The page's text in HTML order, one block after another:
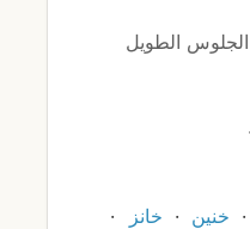
خنين
خانز